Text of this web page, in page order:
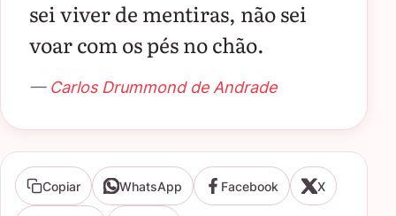
sei viver de mentiras, não sei
voar com os pés no chão.
— Carlos Drummond de Andrade
Copiar WhatsApp Facebook X